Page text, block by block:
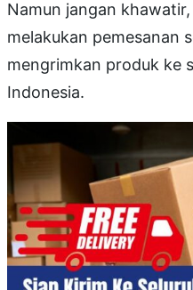
Namun jangan
melakukan pemesanan
mengrimkan produk ke
Indonesia.